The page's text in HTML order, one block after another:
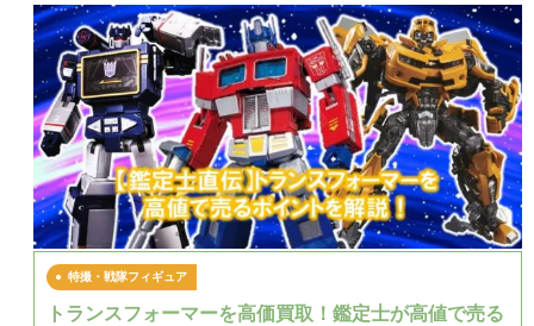
特撮・戦隊フィギュア
トランスフォーマーを高価買取！鑑定士が高値で売る